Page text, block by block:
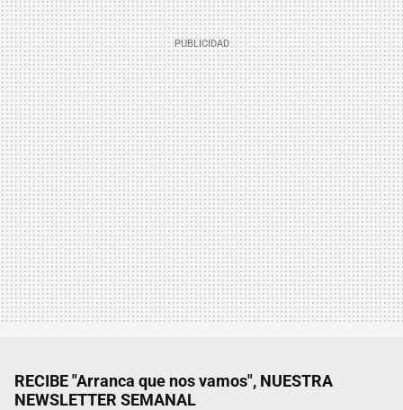
RECIBE "Arranca que nos vamos", NUESTRA
NEWSLETTER SEMANAL